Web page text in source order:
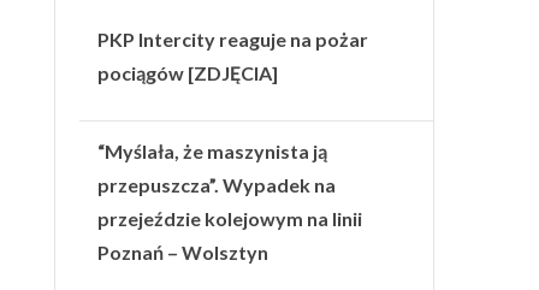
PKP Intercity reaguje na pożar
pociągów [ZDJĘCIA]
“Myślała, że maszynista ją
przepuszcza”. Wypadek na
przejeździe kolejowym na linii
Poznań – Wolsztyn